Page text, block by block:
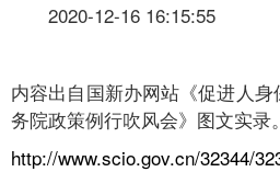
2020-12-16 16:15:55
内容出自国新办网站《促进人
务院政策例行吹风会》图文实录
http://www.scio.gov.cn/32344/